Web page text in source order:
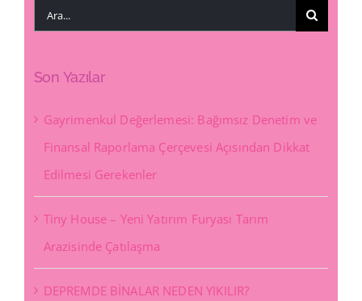
Ara:
Son Yazılar
Gayrimenkul Değerlemesi: Bağımsız Denetim ve
Finansal Raporlama Çerçevesi Açısından Dikkat
Edilmesi Gerekenler
Tiny House – Yeni Yatırım Furyası Tarım
Arazisinde Çatılaşma
DEPREMDE BİNALAR NEDEN YIKILIR?